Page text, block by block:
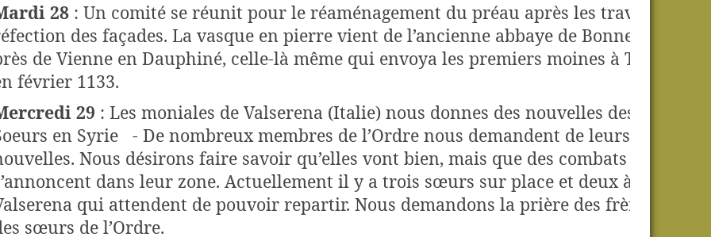
28: Un comité se réunit pour le réaménagement du préau après les travaux de
des façades. La vasque en pierre vient de l’ancienne abbaye de Bonnevaux
de Vienne en Dauphiné, celle-là même qui envoya les premiers moines à Tamié
février 1133.
29 : Les moniales de Valserena (Italie) nous donnes des nouvelles des
en Syrie
- De nombreux membres de l’Ordre nous demandent de leurs
Nous désirons faire savoir qu’elles vont bien, mais que des combats
dans leur zone. Actuellement il y a trois sœurs sur place et deux à
qui attendent de pouvoir repartir. Nous demandons la prière des frères et
sœurs de l’Ordre.